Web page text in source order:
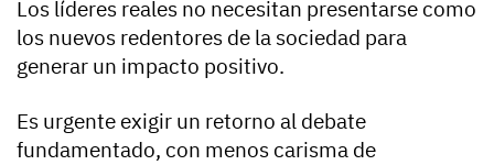
Los líderes reales no necesitan presentarse como
los nuevos redentores de la sociedad para
generar un impacto positivo.
Es urgente exigir un retorno al debate
fundamentado, con menos carisma de